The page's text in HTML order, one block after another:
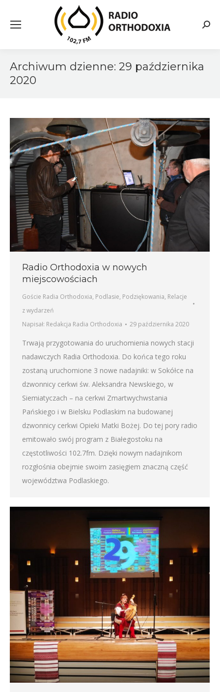
Archiwum dzienne: 29 października
2020
Radio Orthodoxia w nowych
miejscowościach
Goście Radia Orthodoxia, Podlasie, Podziękowania, Relacje
z wydarzeń
Napisał: Redakcja Radia Orthodoxia 29 października 2020
Trwają przygotowania do uruchomienia nowych stacji
nadawczych Radia Orthodoxia. Do końca tego roku
zostaną uruchomione 3 nowe nadajniki: w Sokółce na
dzwonnicy cerkwi św. Aleksandra Newskiego, w
Siemiatyczach – na cerkwi Zmartwychwstania
Pańskiego i w Bielsku Podlaskim na budowanej
dzwonnicy cerkwi Opieki Matki Bożej. Do tej pory radio
emitowało swój program z Białegostoku na
częstotliwości 102.7fm. Dzięki nowym nadajnikom
rozgłośnia obejmie swoim zasięgiem znaczną część
województwa Podlaskiego.